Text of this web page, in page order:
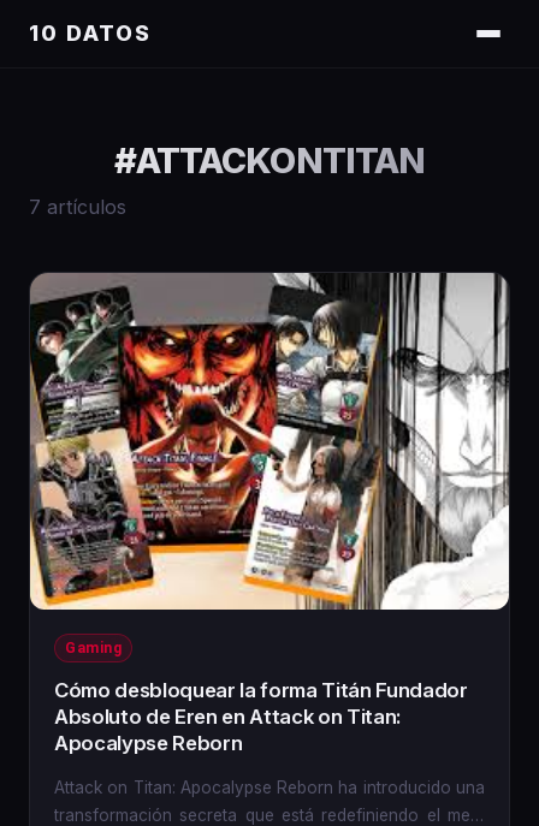
10 DATOS
#ATTACKONTITAN
7 artículos
Gaming
Cómo desbloquear la forma Titán Fundador
Absoluto de Eren en Attack on Titan:
Apocalypse Reborn
Attack on Titan: Apocalypse Reborn ha introducido una
transformación secreta que está redefiniendo el meta